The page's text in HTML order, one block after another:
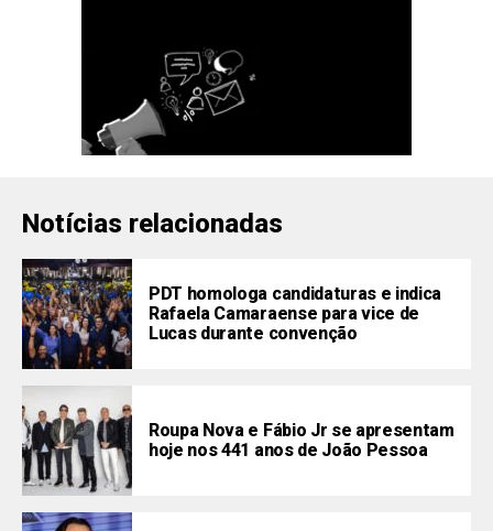
Notícias relacionadas
PDT homologa candidaturas e indica
Rafaela Camaraense para vice de
Lucas durante convenção
Roupa Nova e Fábio Jr se apresentam
hoje nos 441 anos de João Pessoa